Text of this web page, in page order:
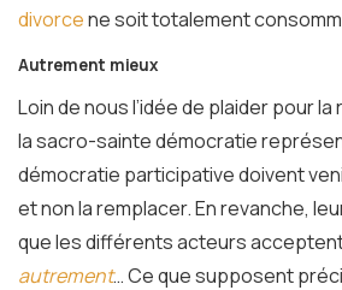
divorcene soit totalement
Autrement mieux
Loin de nous l’idée de plaider pour
la sacro-sainte démocratie
démocratie participative doivent
et non la remplacer. En revanche,
que les différents acteurs
autrement… Ce que supposent